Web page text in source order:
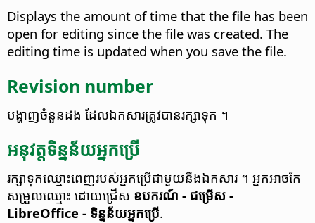
Displays the amount of time that the file has been
open for editing since the file was created. The
editing time is updated when you save the file.
Revision number
បង្ហាញ​ចំនួន​ដង ​​ដែល​ឯកសារ​ត្រូវ​បាន​រក្សា​ទុក​ ។
អនុវត្ត​ទិន្នន័យ​អ្នក​ប្រើ
រក្សា​ទុក​ឈ្មោះ​ពេញ​របស់​អ្នក​ប្រើ​ជា​មួយ​នឹង​ឯកសារ​ ។ អ្នក​អាច​កែ​
សម្រួល​ឈ្មោះ​ ដោយ​ជ្រើស​ ឧបករណ៍​ - ជម្រើស​ -
LibreOffice - ទិន្នន័យ​អ្នក​ប្រើ​.